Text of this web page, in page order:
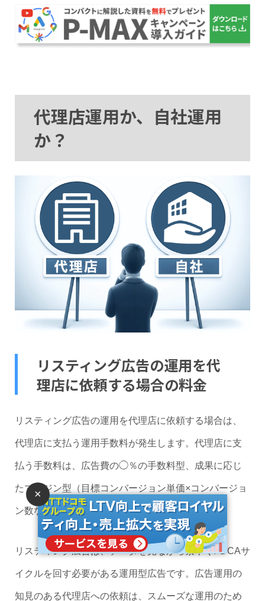
代理店運用か、自社運用
か？
リスティング広告の運用を代
理店に依頼する場合の料金
リスティング広告の運用を代理店に依頼する場合は、
代理店に支払う運用手数料が発生します。代理店に支
払う手数料は、広告費の◯％の手数料型、成果に応じ
たマージン型（目標コンバージョン単価×コンバージョ
ン数など）が主流です。
リスティング広告は、データを見ながら素早くPDCAサ
イクルを回す必要がある運用型広告です。広告運用の
知見のある代理店への依頼は、スムーズな運用のため
×